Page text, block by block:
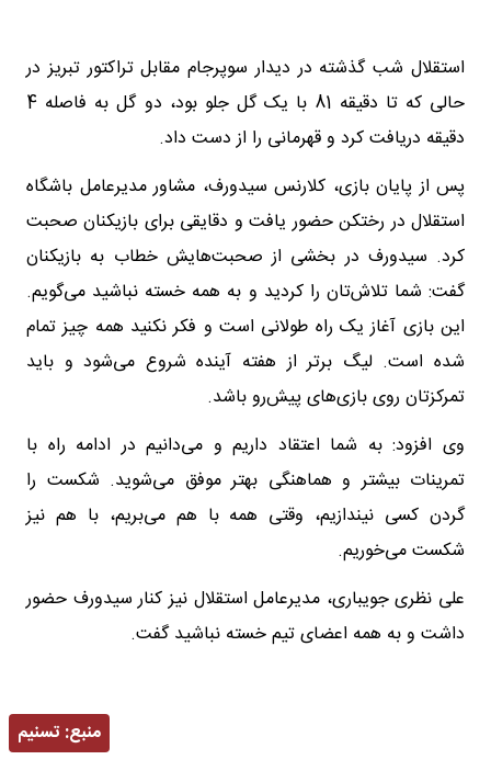
استقلال شب گذشته در دیدار سوپرجام مقابل تراکتور تبریز در
حالی که تا دقیقه 81 با یک گل جلو بود، دو گل به فاصله 4
دقیقه دریافت کرد و قهرمانی را از دست داد.
پس از پایان بازی، کلارنس سیدورف، مشاور مدیرعامل باشگاه
استقلال در رختکن حضور یافت و دقایقی برای بازیکنان صحبت
کرد. سیدورف در بخشی از صحبت‌هایش خطاب به بازیکنان
گفت: شما تلاش‌تان را کردید و به همه خسته نباشید می‌گویم.
این بازی آغاز یک راه طولانی است و فکر نکنید همه چیز تمام
شده است. لیگ برتر از هفته آینده شروع می‌شود و باید
تمرکزتان روی بازی‌های پیش‌رو باشد.
وی افزود: به شما اعتقاد داریم و می‌دانیم در ادامه راه با
تمرینات بیشتر و هماهنگی بهتر موفق می‌شوید. شکست را
گردن کسی نیندازیم، وقتی همه با هم می‌بریم، با هم نیز
شکست می‌خوریم.
علی نظری جویباری، مدیرعامل استقلال نیز کنار سیدورف حضور
داشت و به همه اعضای تیم خسته نباشید گفت.
منبع: تسنیم